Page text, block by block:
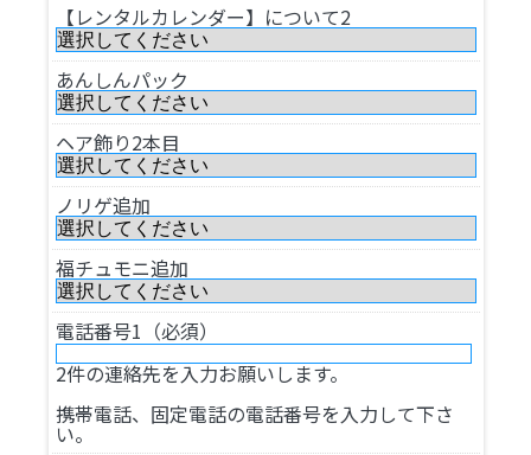
【レンタルカレンダー】について2
あんしんパック
ヘア飾り2本目
ノリゲ追加
福チュモニ追加
電話番号1（必須）
2件の連絡先を入力お願いします。
携帯電話、固定電話の電話番号を入力して下さ
い。